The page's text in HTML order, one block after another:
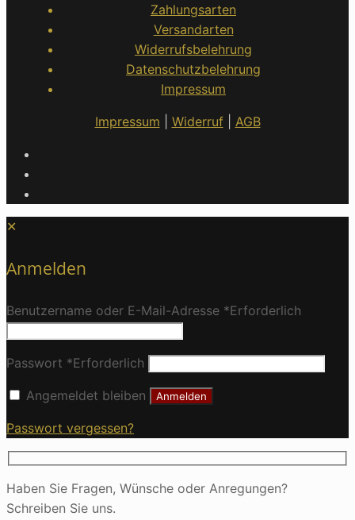
Zahlungsarten
Versandarten
Widerrufsbelehrung
Datenschutzbelehrung
Impressum
Impressum Widerruf| AGB
✕
Anmelden
Benutzername oder E-Mail-Adresse *Erforderlich
Passwort *Erforderlich
Angemeldet bleiben Anmelden
Passwort vergessen?
Haben Sie Fragen, Wünsche oder Anregungen?
Schreiben Sie uns.